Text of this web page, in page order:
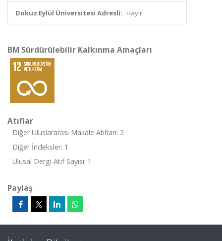
Dokuz Eylül Üniversitesi Adresli: Hayır
BM Sürdürülebilir Kalkınma Amaçları
Atıflar
Diğer Uluslararası Makale Atıfları: 2
Diğer İndeksler: 1
Ulusal Dergi Atıf Sayısı: 1
Paylaş